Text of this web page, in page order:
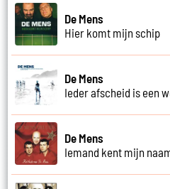
De Mens
Hier komt mijn schip
De Mens
Ieder afscheid is een
De Mens
Iemand kent mijn